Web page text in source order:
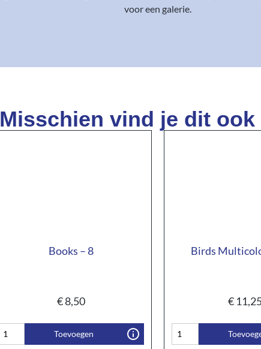
voor een galerie.
Misschien vind je dit ook
Books – 8
€8,50
Toevoegen
Birds
€